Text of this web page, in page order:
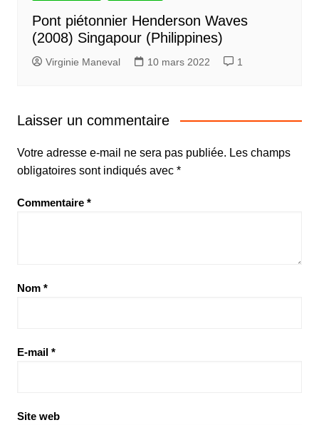
Pont piétonnier Henderson Waves
(2008) Singapour (Philippines)
Virginie Maneval 10 mars 2022 1
Laisser un commentaire
Votre adresse e-mail ne sera pas publiée. Les champs
obligatoires sont indiqués avec *
Commentaire *
Nom *
E-mail *
Site web